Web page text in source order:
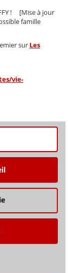
! [Mise à jour
famille
sur Les
vie-